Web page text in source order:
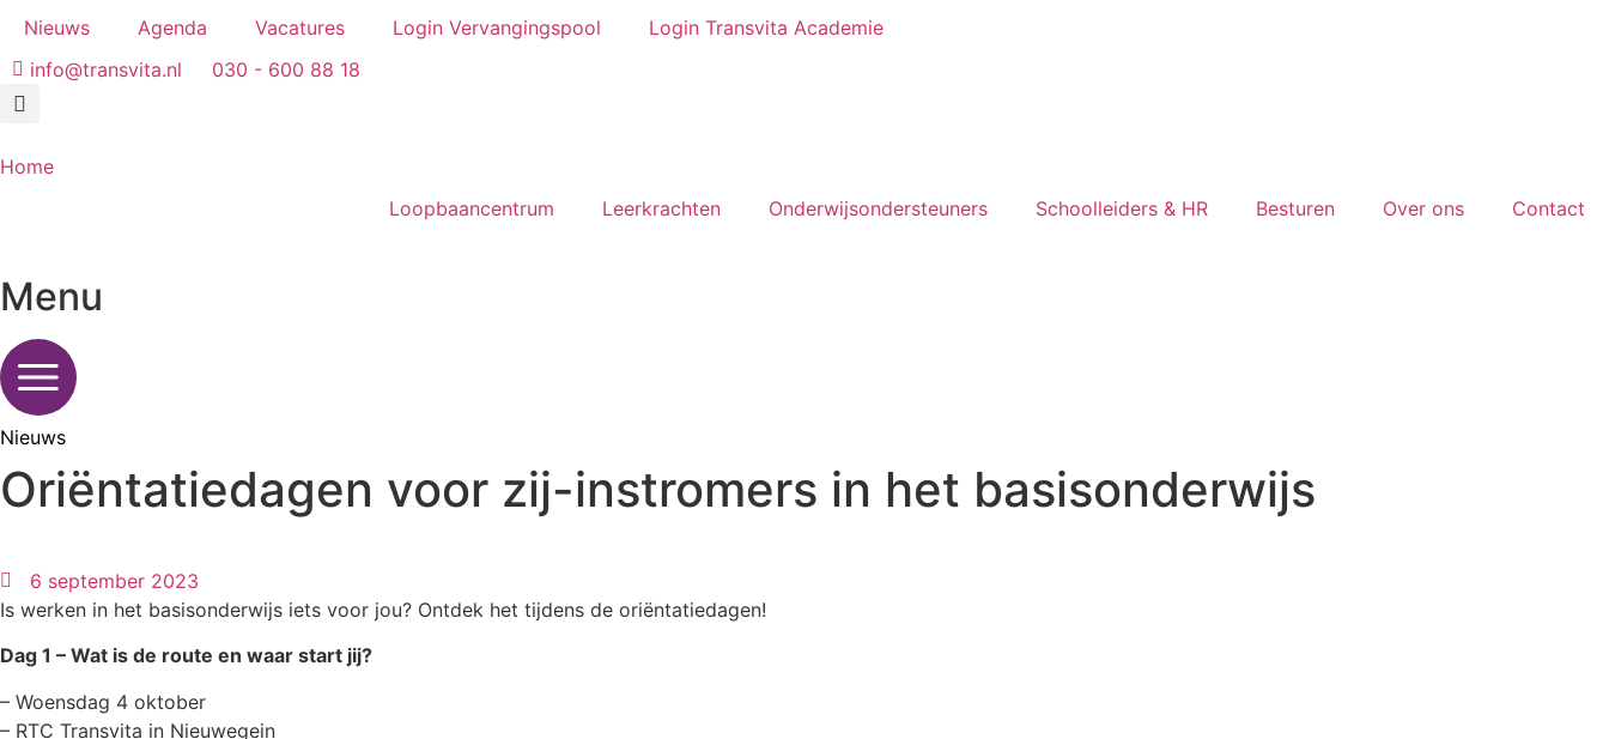
naar
de
inhoud
Nieuws Agenda Vacatures Login Vervangingspool
Login Transvita Academie
info@transvita.nl
030 - 600 88 18
Home
Loopbaancentrum
Leerkrachten Onderwijsondersteuners Schoolleiders & HR Besturen Over ons Contact
Menu
Nieuws
Oriëntatiedagen voor zij-instromers in het basisonderwijs
6 september 2023
Is werken in het basisonderwijs iets voor jou? Ontdek het tijdens de oriëntatiedagen!
Dag 1 – Wat is de route en waar start jij?
– Woensdag 4 oktober
– RTC Transvita in Nieuwegein